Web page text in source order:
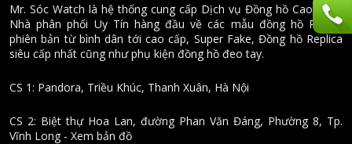
Mr. Sóc Watch là hệ thống cung cấp Dịch vụ Đồng hồ Cao cấp -
Nhà phân phối Uy Tín hàng đầu về các mẫu đồng hồ Repica
phiên bản từ bình dân tới cao cấp, Super Fake, Đồng hồ Replica
siêu cấp nhất cũng như phụ kiện đồng hồ đeo tay.
CS 1: Pandora, Triều Khúc, Thanh Xuân, Hà Nội
CS 2: Biệt thự Hoa Lan, đường Phan Văn Đáng, Phường 8, Tp.
Vĩnh Long - Xem bản đồ